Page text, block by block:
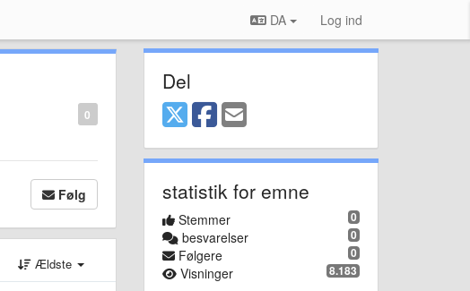
DA Log ind
0
Følg
Ældste
Del
statistik for emne
0
Stemmer
0
besvarelser
0
Følgere
8.183
Visninger